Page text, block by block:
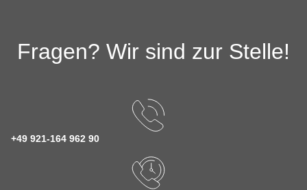
Fragen? Wir sind zur Stelle!
+49 921-164 962 90